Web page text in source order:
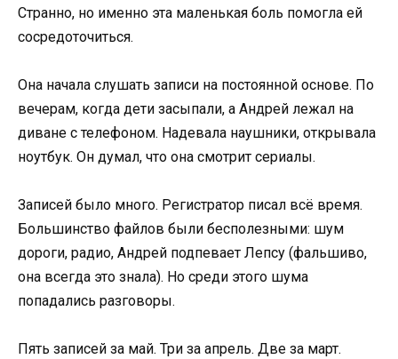
Странно, но именно эта маленькая боль помогла ей
сосредоточиться.
Она начала слушать записи на постоянной основе. По
вечерам, когда дети засыпали, а Андрей лежал на
диване с телефоном. Надевала наушники, открывала
ноутбук. Он думал, что она смотрит сериалы.
Записей было много. Регистратор писал всё время.
Большинство файлов были бесполезными: шум
дороги, радио, Андрей подпевает Лепсу (фальшиво,
она всегда это знала). Но среди этого шума
попадались разговоры.
Пять записей за май. Три за апрель. Две за март.